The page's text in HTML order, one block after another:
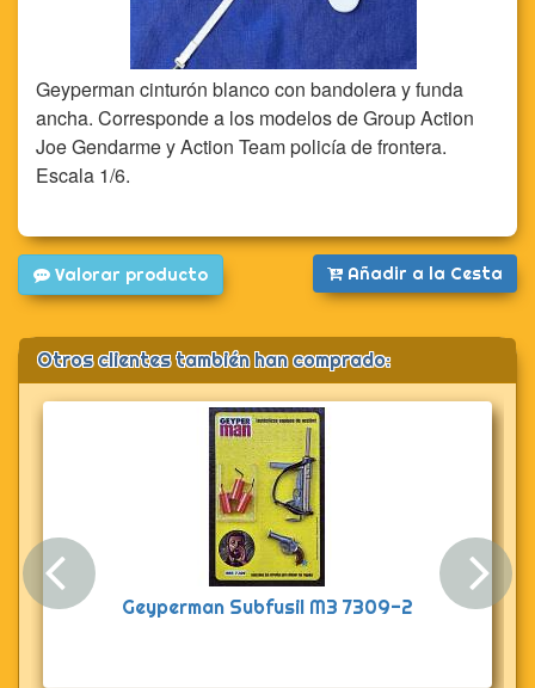
Geyperman cinturón blanco con bandolera y funda
ancha. Corresponde a los modelos de Group Action
Joe Gendarme y Action Team policía de frontera.
Escala 1/6.
Valorar producto Añadir a la Cesta
Otros clientes también han comprado:
Geyperman Subfusil M3 7309-2
Anterior